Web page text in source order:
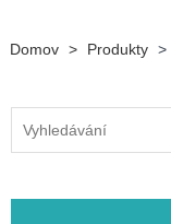
Domov > Produkty >